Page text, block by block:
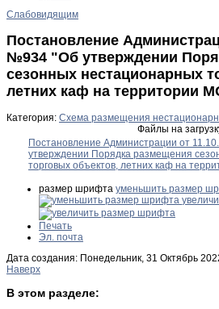
Слабовидящим
Постановление
№934 "Об утверждении
сезонных нестационарных
летних каф на территории
Категория: Схема размещения
Файлы на
Постановление Администрации от
утверждении Порядка размещения
торговых объектов, летних каф на
размер шрифта уменьшить размер
Печать
Эл. почта
Дата создания: Понедельник, 31 Октябрь
Наверх
В этом разделе: